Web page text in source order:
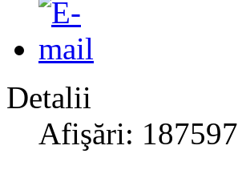
Detalii
Afişări: 187597